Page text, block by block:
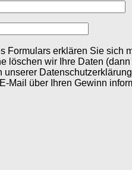
Formulars erklären Sie sich
löschen wir Ihre Daten
unserer
Mail über Ihren Gewinn